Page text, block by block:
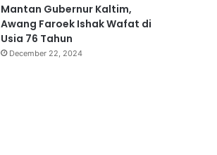
Mantan Gubernur Kaltim,
Awang Faroek Ishak Wafat di
Usia 76 Tahun
December 22, 2024